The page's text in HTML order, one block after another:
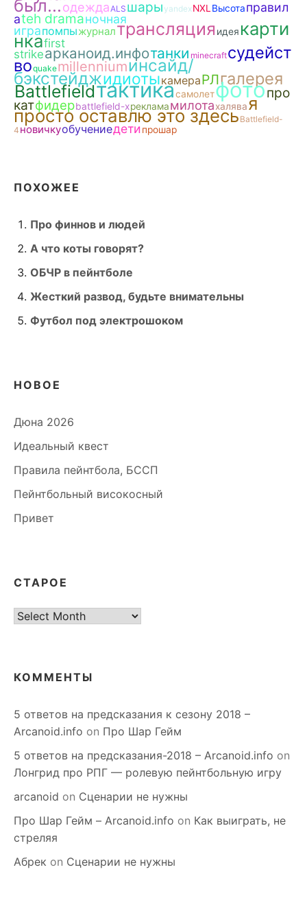
был...одеждаALS шары yandexNXLВысотаправил
аteh dramaночная
играпомпыжурналтрансляция идея карти
нкаfirst
strikeарканоид.инфотанки minecraftсудейст
воquakemillenniumинсайд/
бэкстейджидиотыкамераРЛгалерея
Battlefieldтактикасамолетфотопро
катфидерbattlefield-xрекламамилотахалявая
просто оставлю это здесьBattlefield-
4 новичкуобучениедетипрошар
ПОХОЖЕЕ
Про финнов и людей
А что коты говорят?
ОБЧР в пейнтболе
Жесткий развод, будьте внимательны
Футбол под электрошоком
НОВОЕ
Дюна 2026
Идеальный квест
Правила пейнтбола, БССП
Пейнтбольный високосный
Привет
СТАРОЕ
старое
КОММЕНТЫ
5 ответов на предсказания к сезону 2018 –
Arcanoid.info on Про Шар Гейм
5 ответов на предсказания-2018 – Arcanoid.info on
Лонгрид про РПГ — ролевую пейнтбольную игру
arcanoid on Сценарии не нужны
Про Шар Гейм – Arcanoid.info on Как выиграть, не
стреляя
Абрек on Сценарии не нужны